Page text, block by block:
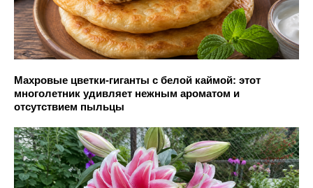
Махровые цветки-гиганты с белой каймой: этот
многолетник удивляет нежным ароматом и
отсутствием пыльцы